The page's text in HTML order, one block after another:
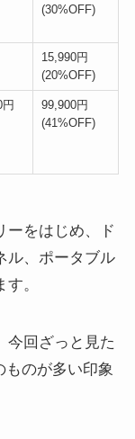
(30%OFF)
15,990円
(20%OFF)
99,900円
(41%OFF)
ーをはじめ、ド
ル、ポータブル
。
今回ざっと見た
ものが多い印象